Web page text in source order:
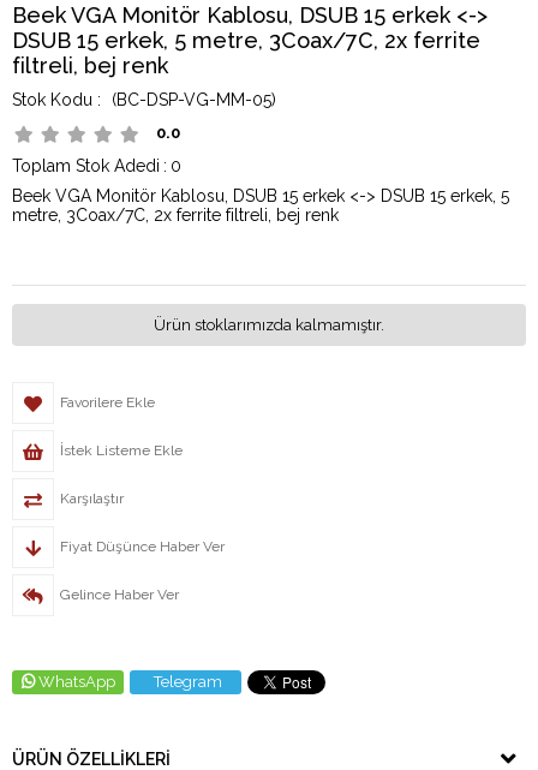
Beek VGA Monitör Kablosu, DSUB 15 erkek <->
DSUB 15 erkek, 5 metre, 3Coax/7C, 2x ferrite
filtreli, bej renk
(BC-DSP-VG-MM-05)
0.0
Toplam Stok Adedi : 0
Beek VGA Monitör Kablosu, DSUB 15 erkek <-> DSUB 15 erkek, 5
metre, 3Coax/7C, 2x ferrite filtreli, bej renk
Ürün stoklarımızda kalmamıştır.
Favorilere Ekle
İstek Listeme Ekle
Karşılaştır
Fiyat Düşünce Haber Ver
Gelince Haber Ver
WhatsApp Telegram
ÜRÜN ÖZELLIKLERI